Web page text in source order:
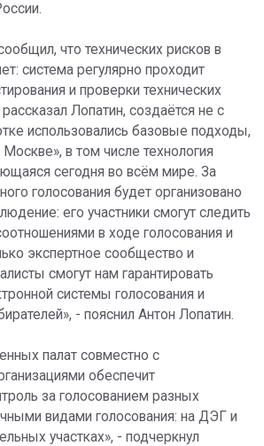
что технических рисков в
система регулярно проходит
и проверки технических
Лопатин, создаётся не с
использовались базовые подходы,
в том числе технология
сегодня во всём мире. За
голосования будет организовано
его участники смогут следить
в ходе голосования и
экспертное сообщество и
смогут нам гарантировать
системы голосования и
- пояснил Антон Лопатин.
палат совместно с
обеспечит
за голосованием разных
видами голосования: на ДЭГ и
участках», - подчеркнул